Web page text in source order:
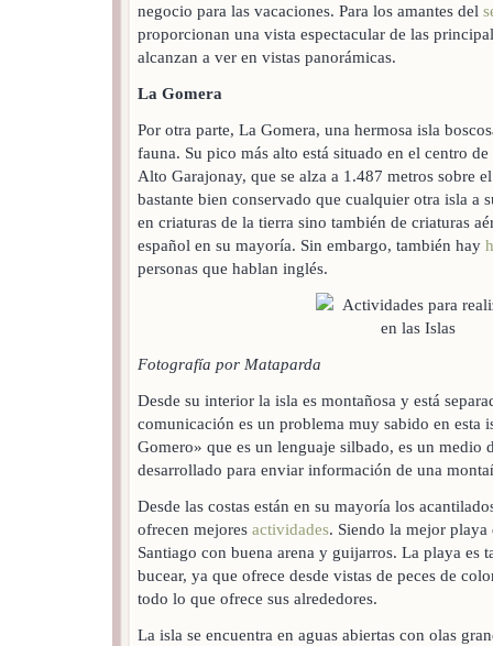
negocio para las vacaciones. Para los amantes del
proporcionan una vista espectacular de las
alcanzan a ver en vistas panorámicas.
La Gomera
Por otra parte, La Gomera, una hermosa isla
fauna. Su pico más alto está situado en el centro
Alto Garajonay, que se alza a 1.487 metros sobre
bastante bien conservado que cualquier otra isla a
en criaturas de la tierra sino también de criaturas
español en su mayoría. Sin embargo, también hay
personas que hablan inglés.
Fotografía por Mataparda
Desde su interior la isla es montañosa y está
comunicación es un problema muy sabido en esta
Gomero» que es un lenguaje silbado, es un medio
desarrollado para enviar información de una
Desde las costas están en su mayoría los
ofrecen mejores actividades. Siendo la mejor playa
Santiago con buena arena y guijarros. La playa es
bucear, ya que ofrece desde vistas de peces de
todo lo que ofrece sus alrededores.
La isla se encuentra en aguas abiertas con olas